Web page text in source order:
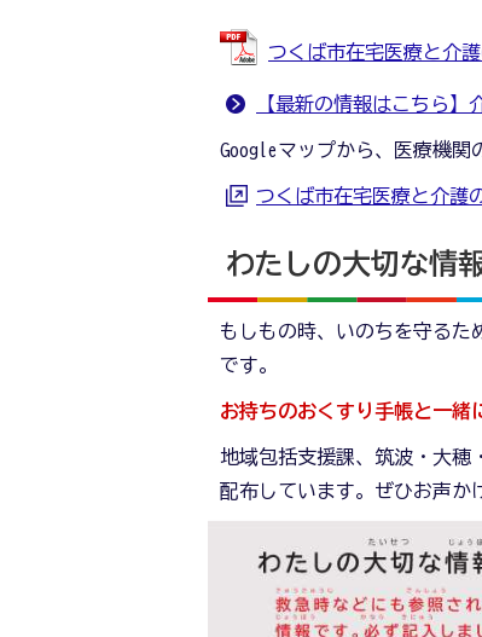
つくば市在宅医療と介
【最新の情報はこちら
Googleマップから、医療機関
つくば市在宅医療と介護
わたしの大切な情
もしもの時、いのちを守るた
です。
お持ちのおくすり手帳と一緒
地域包括支援課、筑波・大穂
配布しています。ぜひお声か